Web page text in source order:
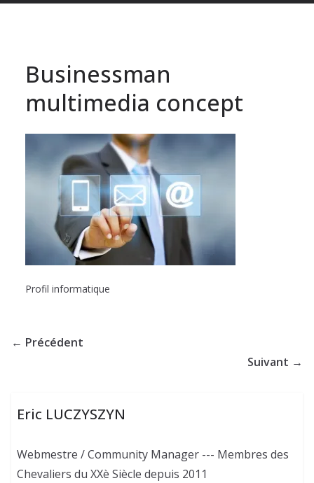
Businessman
multimedia concept
Profil informatique
← Précédent
Suivant →
Eric LUCZYSZYN
Webmestre / Community Manager --- Membres des
Chevaliers du XXè Siècle depuis 2011